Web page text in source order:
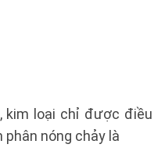
kim loại chỉ được điều
nóng chảy là